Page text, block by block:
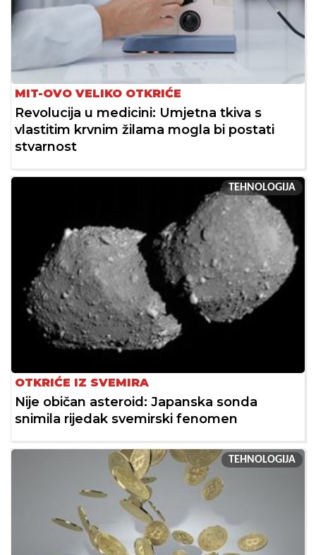
MIT-OVO VELIKO OTKRIĆE
Revolucija u medicini: Umjetna tkiva s
vlastitim krvnim žilama mogla bi postati
stvarnost
TEHNOLOGIJA
OTKRIĆE IZ SVEMIRA
Nije običan asteroid: Japanska sonda
snimila rijedak svemirski fenomen
TEHNOLOGIJA